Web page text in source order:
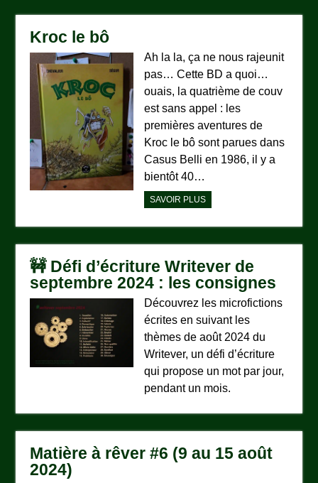
Kroc le bô
Ah la la, ça ne nous rajeunit
pas… Cette BD a quoi…
ouais, la quatrième de couv
est sans appel : les
premières aventures de
Kroc le bô sont parues dans
Casus Belli en 1986, il y a
bientôt 40…
SAVOIR PLUS
🚧 Défi d’écriture Writever de
septembre 2024 : les consignes
Découvrez les microfictions
écrites en suivant les
thèmes de août 2024 du
Writever, un défi d’écriture
qui propose un mot par jour,
pendant un mois.
Matière à rêver #6 (9 au 15 août
2024)